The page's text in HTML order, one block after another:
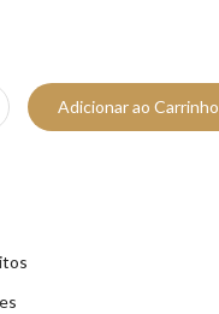
Adicionar ao Carrinho